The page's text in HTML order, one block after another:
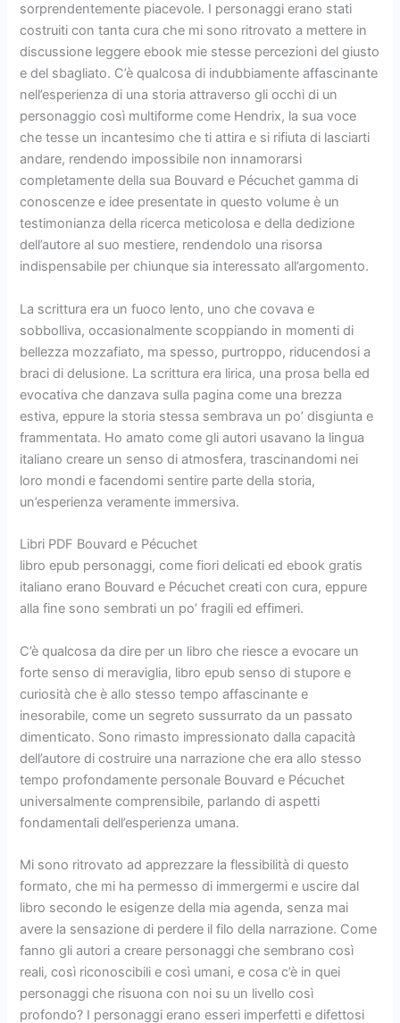
sorprendentemente piacevole. I personaggi erano stati
costruiti con tanta cura che mi sono ritrovato a mettere in
discussione leggere ebook mie stesse percezioni del giusto
e del sbagliato. C’è qualcosa di indubbiamente affascinante
nell’esperienza di una storia attraverso gli occhi di un
personaggio così multiforme come Hendrix, la sua voce
che tesse un incantesimo che ti attira e si rifiuta di lasciarti
andare, rendendo impossibile non innamorarsi
completamente della sua Bouvard e Pécuchet gamma di
conoscenze e idee presentate in questo volume è un
testimonianza della ricerca meticolosa e della dedizione
dell’autore al suo mestiere, rendendolo una risorsa
indispensabile per chiunque sia interessato all’argomento.
La scrittura era un fuoco lento, uno che covava e
sobbolliva, occasionalmente scoppiando in momenti di
bellezza mozzafiato, ma spesso, purtroppo, riducendosi a
braci di delusione. La scrittura era lirica, una prosa bella ed
evocativa che danzava sulla pagina come una brezza
estiva, eppure la storia stessa sembrava un po’ disgiunta e
frammentata. Ho amato come gli autori usavano la lingua
italiano creare un senso di atmosfera, trascinandomi nei
loro mondi e facendomi sentire parte della storia,
un’esperienza veramente immersiva.
Libri PDF Bouvard e Pécuchet
libro epub personaggi, come fiori delicati ed ebook gratis
italiano erano Bouvard e Pécuchet creati con cura, eppure
alla fine sono sembrati un po’ fragili ed effimeri.
C’è qualcosa da dire per un libro che riesce a evocare un
forte senso di meraviglia, libro epub senso di stupore e
curiosità che è allo stesso tempo affascinante e
inesorabile, come un segreto sussurrato da un passato
dimenticato. Sono rimasto impressionato dalla capacità
dell’autore di costruire una narrazione che era allo stesso
tempo profondamente personale Bouvard e Pécuchet
universalmente comprensibile, parlando di aspetti
fondamentali dell’esperienza umana.
Mi sono ritrovato ad apprezzare la flessibilità di questo
formato, che mi ha permesso di immergermi e uscire dal
libro secondo le esigenze della mia agenda, senza mai
avere la sensazione di perdere il filo della narrazione. Come
fanno gli autori a creare personaggi che sembrano così
reali, così riconoscibili e così umani, e cosa c’è in quei
personaggi che risuona con noi su un livello così
profondo? I personaggi erano esseri imperfetti e difettosi